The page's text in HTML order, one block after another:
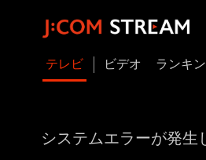
テレビ ビデオ ランキ
システムエラーが発生